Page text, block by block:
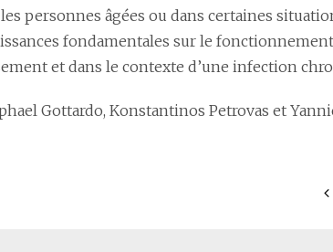
personnes âgées ou dans certaines
fondamentales sur le
et dans le contexte d’une infection
Gottardo, Konstantinos Petrovas et